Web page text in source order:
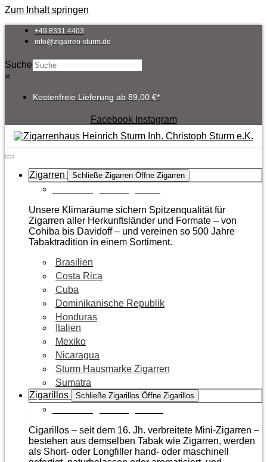
Zum Inhalt springen
+49 8331 4403
info@zigarren-sturm.de
Suche
×
Kostenfreie Lieferung ab 89,00 €*
Facebook Instagram
Zigarren Schließe Zigarren Öffne Zigarren
Unsere Klimaräume sichern Spitzenqualität für
Zigarren aller Herkunftsländer und Formate – von
Cohiba bis Davidoff – und vereinen so 500 Jahre
Tabaktradition in einem Sortiment.
Brasilien
Costa Rica
Cuba
Dominikanische Republik
Honduras
Italien
Mexiko
Nicaragua
Sturm Hausmarke Zigarren
Sumatra
Zigarillos
Schließe Zigarillos Öffne Zigarillos
Cigarillos – seit dem 16. Jh. verbreitete Mini-Zigarren –
bestehen aus demselben Tabak wie Zigarren, werden
als Short- oder Longfiller hand- oder maschinell